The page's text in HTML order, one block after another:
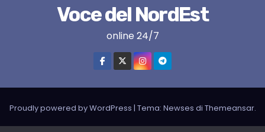
Voce del NordEst
online 24/7
Proudly powered by WordPress | Tema: Newses di Themeansar.